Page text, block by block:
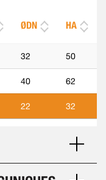
ØDN HA
32 50
40 62
22 32